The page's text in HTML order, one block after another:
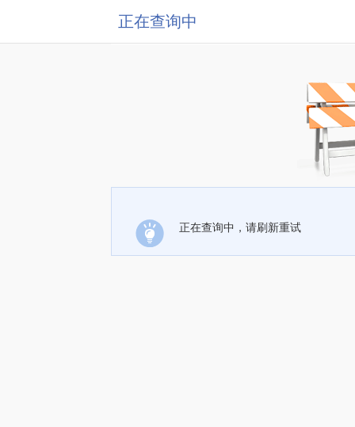
正在查询中
正在查询中，请刷新重试